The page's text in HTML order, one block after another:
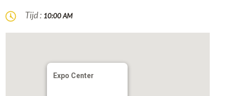
Tijd : 10:00 AM
Expo Center